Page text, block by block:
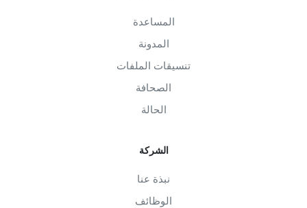
المساعدة
المدونة
تنسيقات الملفات
الصحافة
الحالة
الشركة
نبذة عنا
الوظائف